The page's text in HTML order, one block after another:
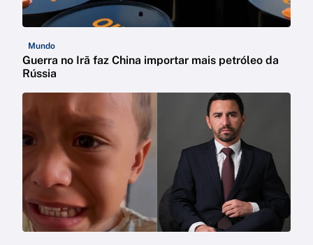
Mundo
Guerra no Irã faz China importar mais petróleo da
Rússia